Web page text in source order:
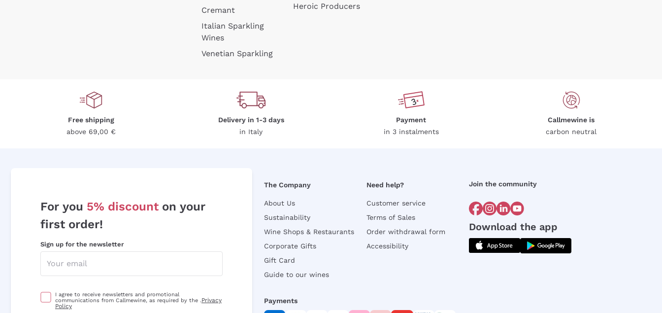
Cremant
Italian Sparkling
Wines
Venetian Sparkling
Heroic Producers
Free shipping
above 69,00 €
Delivery in 1-3 days
in Italy
Payment
in 3 instalments
Callmewine is
carbon neutral
For you 5% discount on your
first order!
Sign up for the newsletter
I agree to receive newsletters and promotional
communications from Callmewine, as required by the .Privacy
Policy
The Company
About Us
Sustainability
Wine Shops & Restaurants
Corporate Gifts
Gift Card
Guide to our wines
Need help?
Customer service
Terms of Sales
Order withdrawal form
Accessibility
Join the community
Download the app
Payments